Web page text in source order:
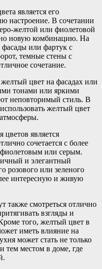
является его
настроение. В сочетании
желтой или фиолетовой
новую комбинацию. На
фасады или фартук с
темные стены с
сочетание.
цвет на фасадах или
тонами или яркими
неповторимый стиль. В
желтый цвет
является
сочетается с более
или серым.
и элегантный
розового или зеленого
интересную и живую
также смотреться отлично
взгляды и
того, желтый цвет в
иметь влияние на
может стать не только
местом в доме, где